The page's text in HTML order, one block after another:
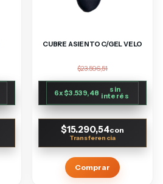
CUBRE ASIENTO C/GEL VELO
$23.596,51
6x$3.539,48 sin
interés
$15.290,54con
Comprar